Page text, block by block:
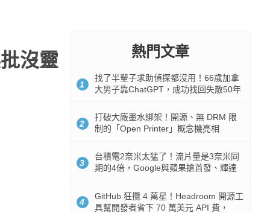
沒靈
熱門文章
1
找了半輩子求助偵探都沒用！66歲加拿
大男子靠ChatGPT，成功找回失散50年
2
打破大廠墨水綁架！開源、無 DRM 限
制的「Open Printer」概念機亮相
3
台積電2奈米太猛了！流片量是3奈米同
期的4倍，Google與蘋果搶首發、輝達
4
GitHub 狂攬 4 萬星！Headroom 開源工
具幫開發者省下 70 萬美元 API 費，